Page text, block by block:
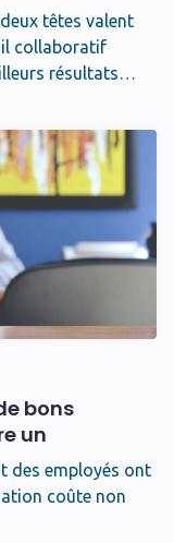
têtes valent
collaboratif
résultats…
bons
un
des employés ont
coûte non